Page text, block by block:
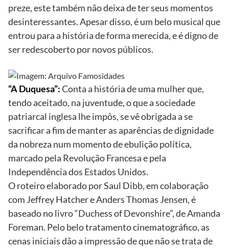
preze, este também não deixa de ter seus momentos
desinteressantes. Apesar disso, é um belo musical que
entrou para a história de forma merecida, e é digno de
ser redescoberto por novos públicos.
“A Duquesa”:Conta a história de uma mulher que,
tendo aceitado, na juventude, o que a sociedade
patriarcal inglesa lhe impôs, se vê obrigada a se
sacrificar a fim de manter as aparências de dignidade
da nobreza num momento de ebulição política,
marcado pela Revolução Francesa e pela
Independência dos Estados Unidos.
O roteiro elaborado por Saul Dibb, em colaboração
com Jeffrey Hatcher e Anders Thomas Jensen, é
baseado no livro “Duchess of Devonshire”, de Amanda
Foreman. Pelo belo tratamento cinematográfico, as
cenas iniciais dão a impressão de que não se trata de